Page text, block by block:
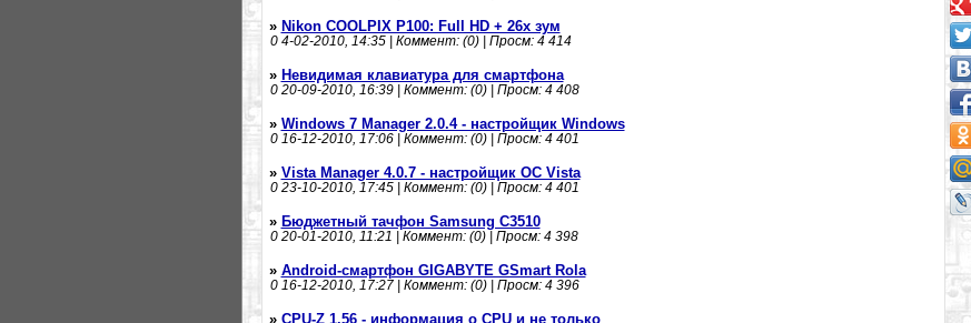
» Nikon COOLPIX P100: Full HD + 26х зум
04-02-2010, 14:35 | Коммент: (0) | Просм: 4 414
» Невидимая клавиатура для смартфона
020-09-2010, 16:39 | Коммент: (0) | Просм: 4 408
» Windows 7 Manager 2.0.4 - настройщик Windows
016-12-2010, 17:06 | Коммент: (0) | Просм: 4 401
» Vista Manager 4.0.7 - настройщик ОС Vista
023-10-2010, 17:45 | Коммент: (0) | Просм: 4 401
» Бюджетный тачфон Samsung C3510
020-01-2010, 11:21 | Коммент: (0) | Просм: 4 398
» Android-смартфон GIGABYTE GSmart Rola
016-12-2010, 17:27 | Коммент: (0) | Просм: 4 396
» CPU-Z 1.56 - информация о CPU и не только